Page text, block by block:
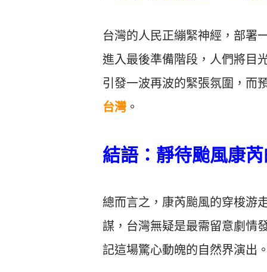
台灣的人民正繃緊神經，部署
進入最後準備階段，人們將目
引發一波再波的緊張氛圍，而
台灣 。
結語：靜待颱風康芮
總而言之，康芮颱風的穿梭游
謀，台灣無疑是最需留意劇情
記這場驚心動魄的自然界演出。